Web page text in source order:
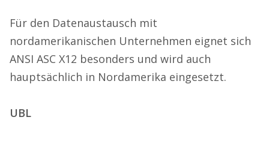
Für den Datenaustausch mit
nordamerikanischen Unternehmen eignet sich
ANSI ASC X12 besonders und wird auch
hauptsächlich in Nordamerika eingesetzt.
UBL